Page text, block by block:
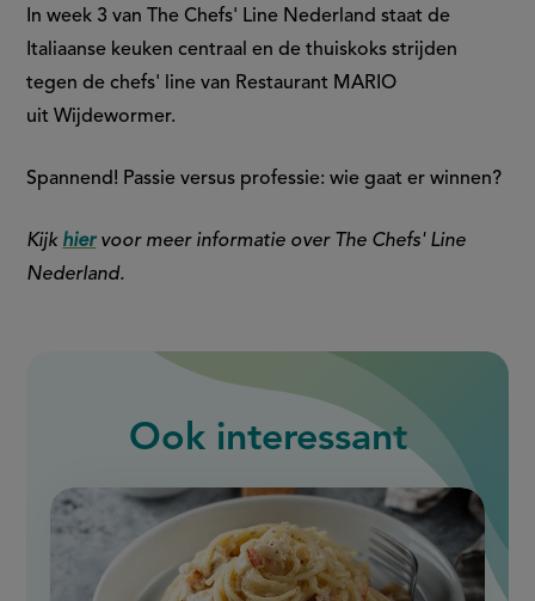
In week 3 van The Chefs' Line Nederland staat de
Italiaanse keuken centraal en de thuiskoks strijden
tegen de chefs' line van Restaurant MARIO
uit Wijdewormer.
Spannend! Passie versus professie: wie gaat er winnen?
Kijk hiervoor meer informatie over The Chefs' Line
Nederland.
Ook interessant